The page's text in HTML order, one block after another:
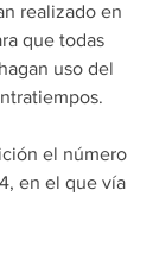
realizado en
que todas
uso del
el número
en el que vía